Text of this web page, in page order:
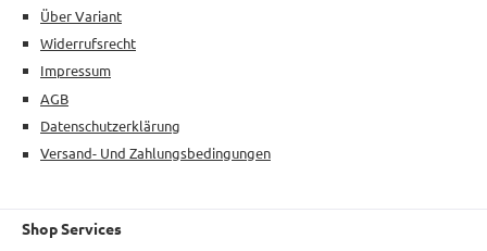
Über Variant
Widerrufsrecht
Impressum
AGB
Datenschutzerklärung
Versand- Und Zahlungsbedingungen
Shop Services